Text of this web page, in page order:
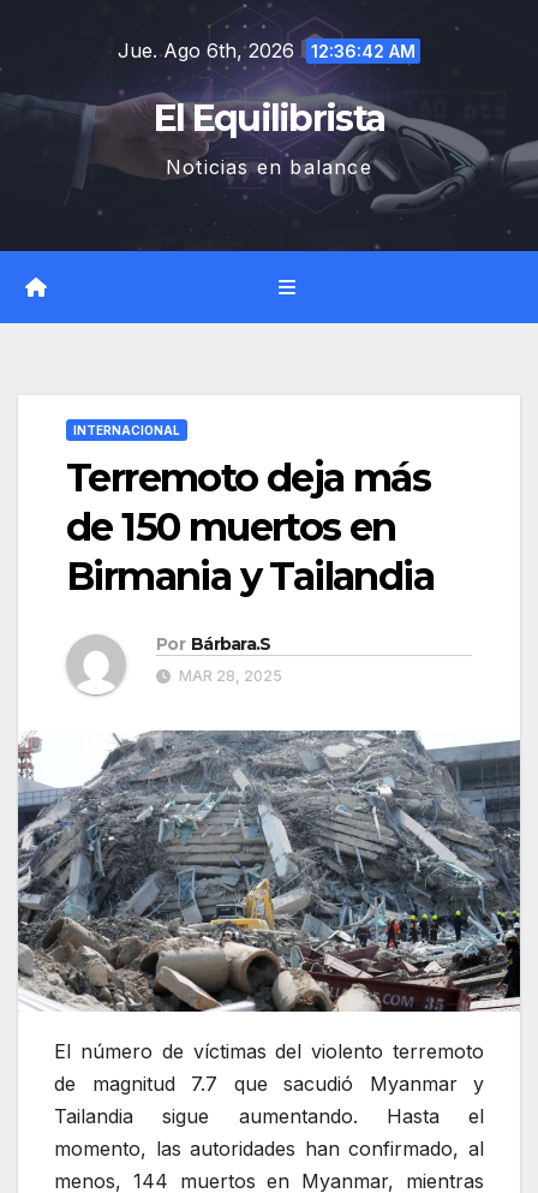
contenido
Jue. Ago 6th, 2026 12:36:43 AM
El Equilibrista
Noticias en balance
INTERNACIONAL
Terremoto deja más
de 150 muertos en
Birmania y Tailandia
Por Bárbara.S
MAR 28, 2025
El número de víctimas del violento terremoto
de magnitud 7.7 que sacudió Myanmar y
Tailandia sigue aumentando. Hasta el
momento, las autoridades han confirmado, al
menos, 144 muertos en Myanmar, mientras